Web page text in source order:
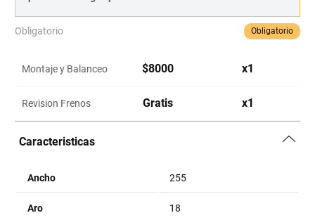
Obligatorio Obligatorio
Montaje y Balanceo $8000 x1
Revision Frenos Gratis x1
Caracteristicas
Ancho 255
Aro 18